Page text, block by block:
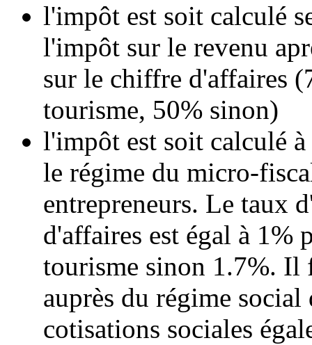
l'impôt est soit calculé
l'impôt sur le revenu
sur le chiffre d'affaires
tourisme, 50% sinon)
l'impôt est soit calculé
le régime du micro-
entrepreneurs. Le taux
d'affaires est égal à 1%
tourisme sinon 1.7%. Il
auprès du régime
cotisations sociales